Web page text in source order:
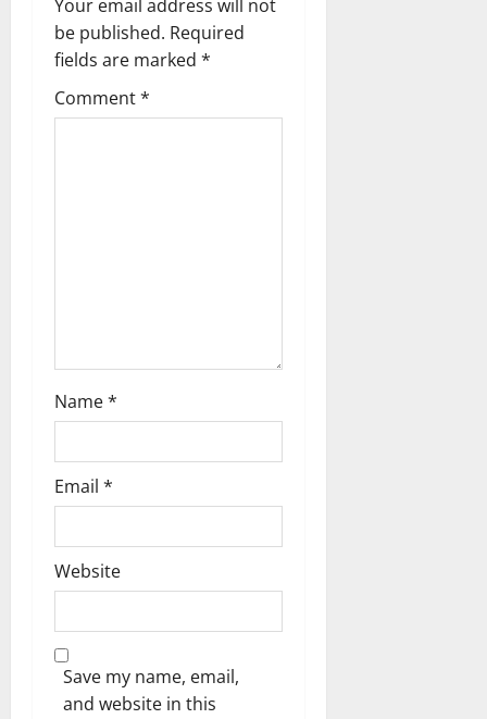
g
a
t
Your email address will not
be published. Required
fields are marked *
Comment*
Name*
Email *
Website
Save my name, email,
and website in this